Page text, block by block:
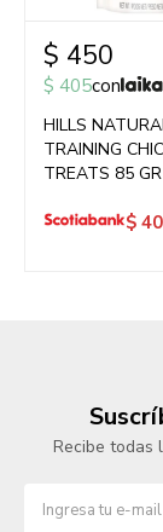
$ 450
$ 405con
HILLS
TRAINING
TREATS 85 GR
$
Recibe todas